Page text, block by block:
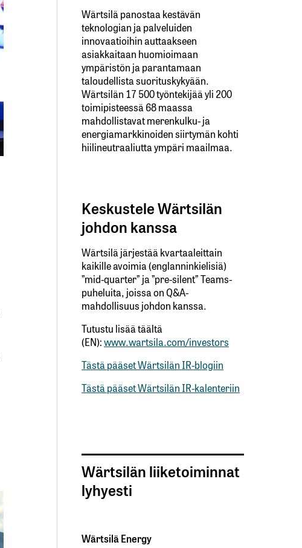
Wärtsilä panostaa kestävän
teknologian ja palveluiden
innovaatioihin auttaakseen
asiakkaitaan huomioimaan
ympäristön ja parantamaan
taloudellista suorituskykyään.
Wärtsilän 17 500 työntekijää yli 200
toimipisteessä 68 maassa
mahdollistavat merenkulku- ja
energiamarkkinoiden siirtymän kohti
hiilineutraaliutta ympäri maailmaa.
Keskustele Wärtsilän
johdon kanssa
Wärtsilä järjestää kvartaaleittain
kaikille avoimia (englanninkielisiä)
”mid-quarter” ja ”pre-silent” Teams-
puheluita, joissa on Q&A-
mahdollisuus johdon kanssa.
Tutustu lisää täältä
(EN):www.wartsila.com/investors
Tästä pääset Wärtsilän IR-blogiin
Tästä pääset Wärtsilän IR-kalenteriin
Wärtsilän liiketoiminnat
lyhyesti
Wärtsilä Energy